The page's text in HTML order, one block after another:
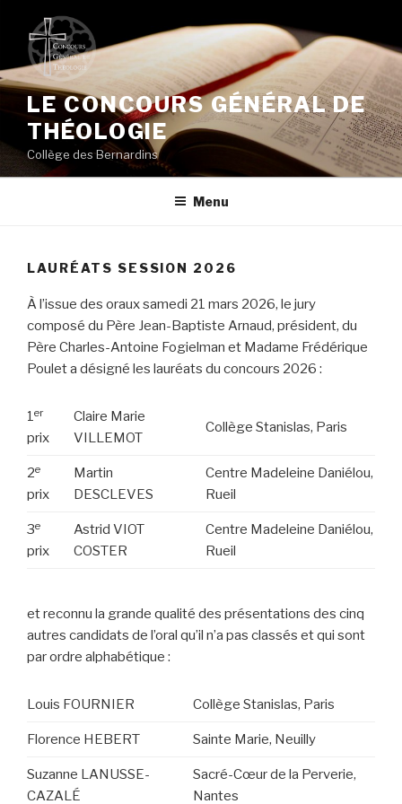
contenu
principal
LE CONCOURS GÉNÉRAL DE
THÉOLOGIE
Collège des Bernardins
Menu
LAURÉATS SESSION 2026
À l’issue des oraux samedi 21 mars 2026, le jury
composé du Père Jean-Baptiste Arnaud, président, du
Père Charles-Antoine Fogielman et Madame Frédérique
Poulet a désigné les lauréats du concours 2026 :
1er
prix
Claire Marie
VILLEMOT
Collège Stanislas, Paris
2e
prix
Martin
DESCLEVES
Centre Madeleine Daniélou,
Rueil
3e
prix
Astrid VIOT
COSTER
Centre Madeleine Daniélou,
Rueil
et reconnu la grande qualité des présentations des cinq
autres candidats de l’oral qu’il n’a pas classés et qui sont
par ordre alphabétique :
Louis FOURNIER Collège Stanislas, Paris
Florence HEBERT Sainte Marie, Neuilly
Suzanne LANUSSE-
CAZALÉ
Sacré-Cœur de la Perverie,
Nantes